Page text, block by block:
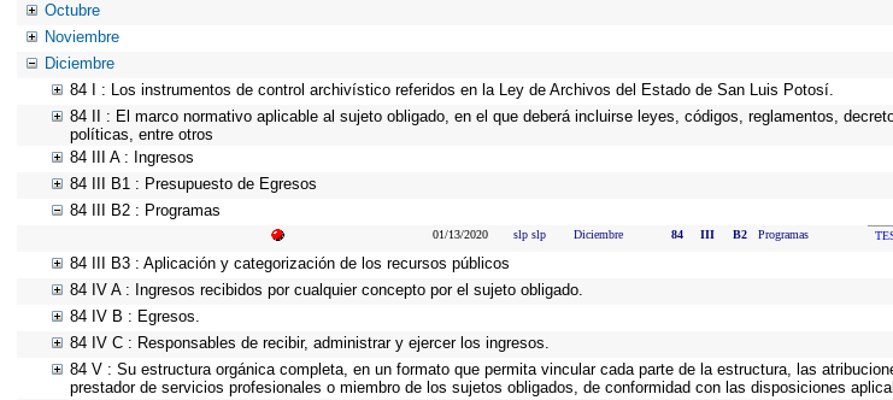
Octubre
Noviembre
Diciembre
84 I : Los instrumentos de control archivístico referidos en la Ley de Archivos del Estado de San Luis Potosí.
84 II : El marco normativo aplicable al sujeto obligado, en el que deberá incluirse leyes, códigos, reglamentos,
políticas, entre otros
84 III A : Ingresos
84 III B1 : Presupuesto de Egresos
84 III B2 : Programas
01/13/2020 slp slp Diciembre 84 III B2 Programas
84 III B3 : Aplicación y categorización de los recursos públicos
84 IV A : Ingresos recibidos por cualquier concepto por el sujeto obligado.
84 IV B : Egresos.
84 IV C : Responsables de recibir, administrar y ejercer los ingresos.
84 V : Su estructura orgánica completa, en un formato que permita vincular cada parte de la estructura, las
prestador de servicios profesionales o miembro de los sujetos obligados, de conformidad con las disposiciones